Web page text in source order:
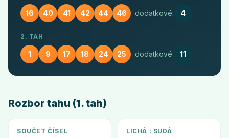
16 40 41 42 44 46 dodatkové: 4
2. TAH
1 9 17 18 24 25 dodatkové: 11
Rozbor tahu (1. tah)
SOUČET ČÍSEL LICHÁ : SUDÁ